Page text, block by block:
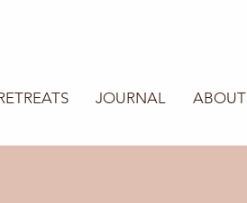
JOURNAL ABOUT